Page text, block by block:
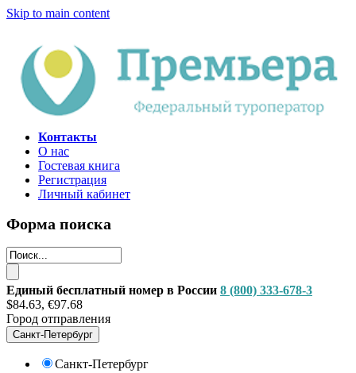
Skip to main content
Контакты
О нас
Гостевая книга
Регистрация
Личный кабинет
Форма поиска
Единый бесплатный номер в России 8 (800) 333-678-3
$84.63, €97.68
Город отправления
Санкт-Петербург
Санкт-Петербург